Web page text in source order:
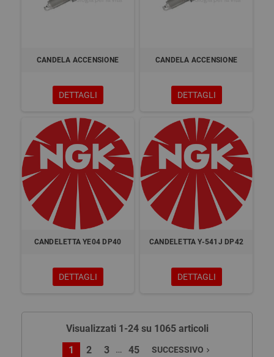
CANDELA ACCENSIONE
DETTAGLI
CANDELA ACCENSIONE
DETTAGLI
CANDELETTA YE04 DP40
DETTAGLI
CANDELETTA Y-541J DP42
DETTAGLI
Visualizzati 1-24 su 1065 articoli
1
2 3 … 45 SUCCESSIVO navigate_next